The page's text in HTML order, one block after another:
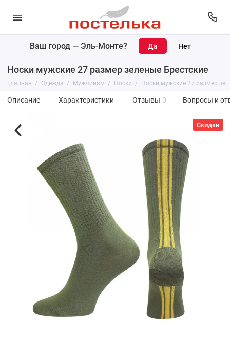
Ваш город — Эль-Монте?
Носки мужские 27 размер зеленые Брестские
Главная Одежда Мужчинам Носки Носки мужские 27 размер
Описание Характеристики Отзывы 0 Вопросы и
Скидки